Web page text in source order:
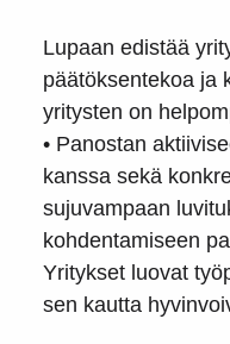
Lupaan edistää
päätöksentekoa ja
yritysten on
• Panostan
kanssa sekä
sujuvampaan
kohdentamiseen
Yritykset luovat
sen kautta